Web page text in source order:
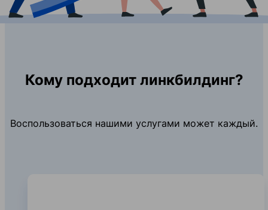
Кому подходит линкбилдинг?
Воспользоваться нашими услугами может каждый.